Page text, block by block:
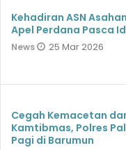
Kehadiran ASN
Apel Perdana Pasca
News 25 Mar 2026
Cegah Kemacetan
Kamtibmas, Polres
Pagi di Barumun